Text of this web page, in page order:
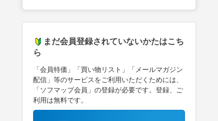
まだ会員登録されていないかたはこち
ら
「会員特価」「買い物リスト」「メールマガジン
配信」等のサービスをご利用いただくためには、
「ソフマップ会員」の登録が必要です。登録、ご
利用は無料です。